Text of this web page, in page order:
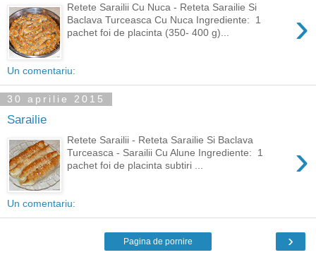
›
Retete Sarailii Cu Nuca - Reteta Sarailie Si
Baclava Turceasca Cu Nuca Ingrediente: 1
pachet foi de placinta (350- 400 g)...
Un comentariu:
30 aprilie 2015
Sarailie
›
Retete Sarailii - Reteta Sarailie Si Baclava
Turceasca - Sarailii Cu Alune Ingrediente: 1
pachet foi de placinta subtiri ...
Un comentariu:
›
Pagina de pornire